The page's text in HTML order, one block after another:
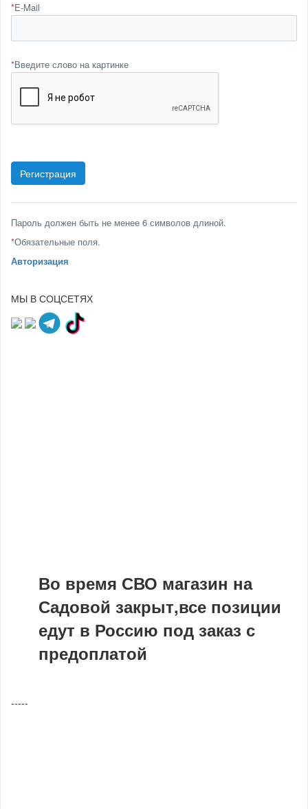
*E-Mail
*Введите слово на картинке
Пароль должен быть не менее 6 символов длиной.
*Обязательные поля.
Авторизация
МЫ В СОЦСЕТЯХ
Во время СВО магазин на
Садовой закрыт,все позиции
едут в Россию под заказ с
предоплатой
-----